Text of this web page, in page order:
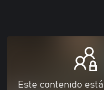
Este contenido